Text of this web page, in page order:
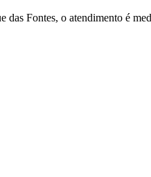
Fontes, o atendimento é